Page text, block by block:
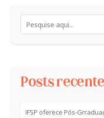
Posts
IFSP oferece Pós-